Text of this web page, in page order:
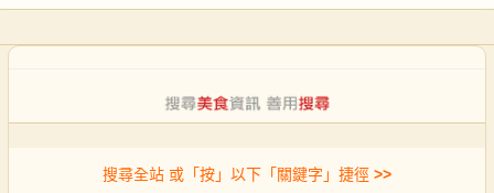
搜尋全站 或「按」以下「關鍵字」捷徑 >>